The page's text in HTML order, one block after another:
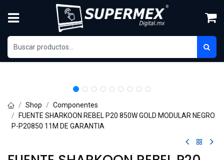
Shop
Componentes
FUENTE SHARKOON REBEL P20 850W GOLD MODULAR NEGRO
P-P20850 11M DE GARANTIA